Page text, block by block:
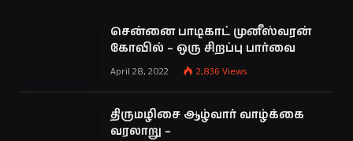
சென்னை பாடிகாட் முனீஸ்வரன்
கோவில் – ஒரு சிறப்பு பார்வை
April 28, 2022 2,836 Views
திருமழிசை ஆழ்வார் வாழ்க்கை
வரலாறு –